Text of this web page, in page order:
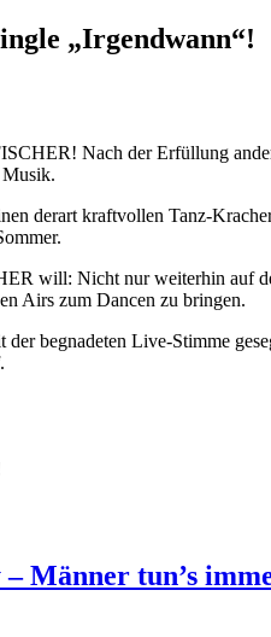
„Irgendwann“!
Nach der Erfüllung
Musik.
derart kraftvollen Tanz-
will: Nicht nur weiterhin auf
Airs zum Dancen zu bringen.
begnadeten Live-Stimme
– Männer tun’s